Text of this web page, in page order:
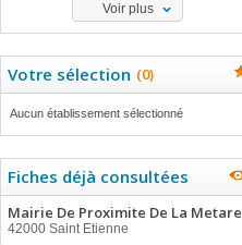
Voir plus
Votre sélection (0)
Aucun établissement sélectionné
Fiches déjà consultées
Mairie De Proximite De La Metare
42000 Saint Etienne